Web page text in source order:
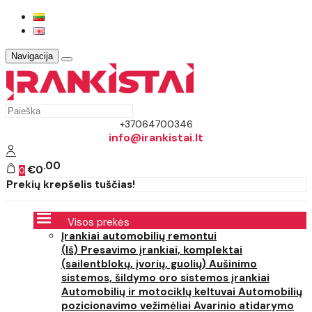
Navigacija
+37064700346
info@irankistai.lt
0 €0 00
Prekių krepšelis tuščias!
Visos prekės
Įrankiai automobilių remontui
(Iš) Presavimo įrankiai, komplektai
(sailentblokų, įvorių, guolių) Aušinimo
sistemos, šildymo oro sistemos įrankiai
Automobilių ir motociklų keltuvai Automobilių
pozicionavimo vežimėliai Avarinio atidarymo